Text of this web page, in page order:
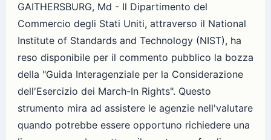
GAITHERSBURG, Md - Il Dipartimento del
Commercio degli Stati Uniti, attraverso il National
Institute of Standards and Technology (NIST), ha
reso disponibile per il commento pubblico la bozza
della "Guida Interagenziale per la Considerazione
dell'Esercizio dei March-In Rights". Questo
strumento mira ad assistere le agenzie nell'valutare
quando potrebbe essere opportuno richiedere una